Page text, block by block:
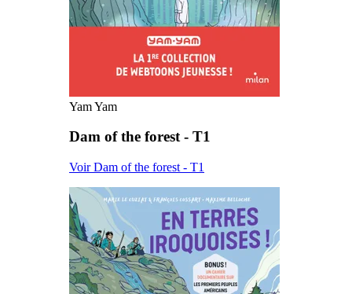
Yam Yam
Dam of the forest - T1
Voir Dam of the forest - T1